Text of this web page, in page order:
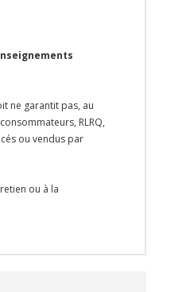
ne garantit pas, au
RLRQ,
ou vendus par
ou à la